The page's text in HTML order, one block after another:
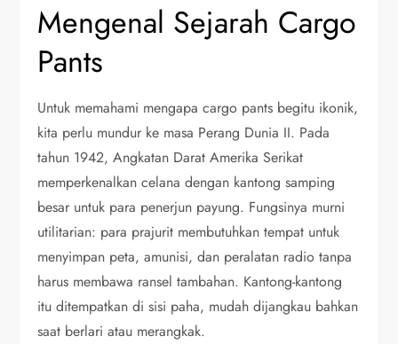
Mengenal Sejarah Cargo
Pants
Untuk memahami mengapa cargo pants begitu ikonik,
kita perlu mundur ke masa Perang Dunia II. Pada
tahun 1942, Angkatan Darat Amerika Serikat
memperkenalkan celana dengan kantong samping
besar untuk para penerjun payung. Fungsinya murni
utilitarian: para prajurit membutuhkan tempat untuk
menyimpan peta, amunisi, dan peralatan radio tanpa
harus membawa ransel tambahan. Kantong-kantong
itu ditempatkan di sisi paha, mudah dijangkau bahkan
saat berlari atau merangkak.